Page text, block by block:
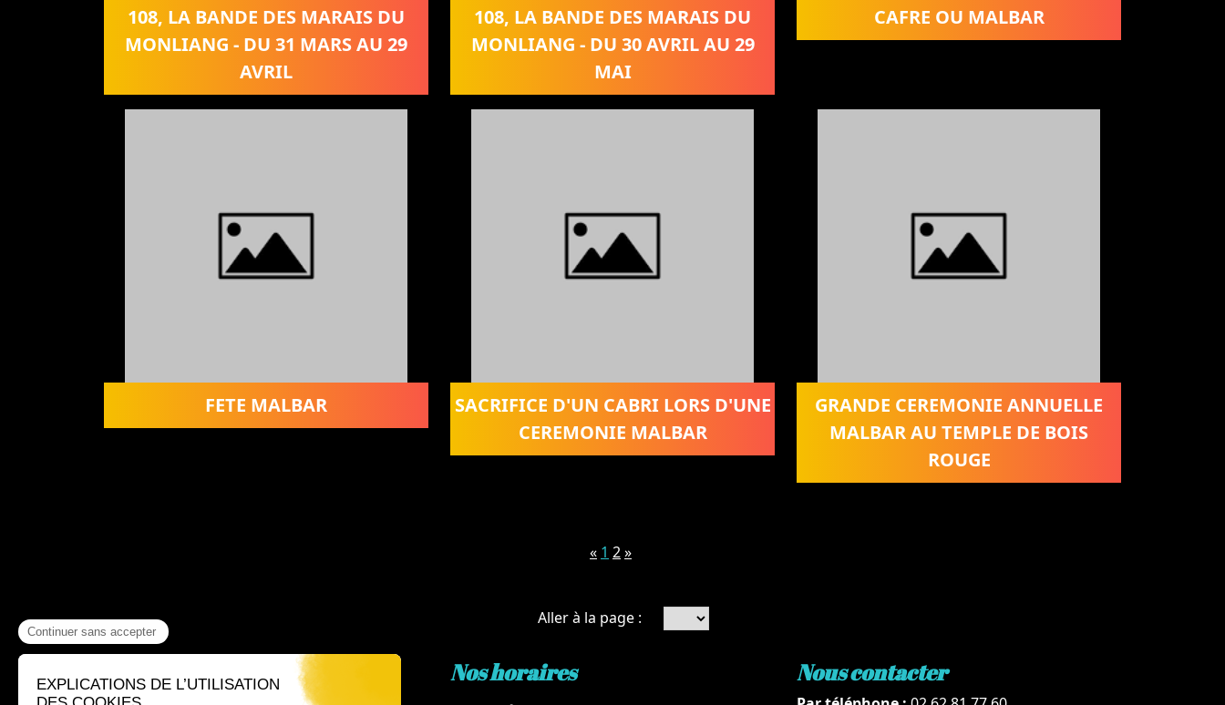
108, LA BANDE DES MARAIS DU
MONLIANG - DU 31 MARS AU 29
AVRIL
108, LA BANDE DES MARAIS DU
MONLIANG - DU 30 AVRIL AU 29
MAI
CAFRE OU MALBAR
FETE MALBAR
SACRIFICE D'UN CABRI LORS D'UNE
CEREMONIE MALBAR
GRANDE CEREMONIE ANNUELLE
MALBAR AU TEMPLE DE BOIS
ROUGE
« 1 2»
Aller à la page :
Où nous trouver ? Nos horaires Nous contacter